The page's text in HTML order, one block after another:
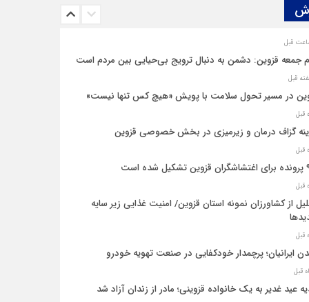
جمعه قزوین: دشمن به دنبال ترویج بی‌حیایی بین مردم است
در مسیر تحول سلامت با پویش «هیچ‌ کس تنها نیست»
گزاف درمان و زیرمیزی در بخش خصوصی قزوین
است
از کشاورزان نمونه استان قزوین/ امنیت غذایی زیر سایه
ایرانیان؛ پرچمدار خودکفایی در صنعت تهویه خودرو
عید غدیر به یک خانواده قزوینی؛ مادر از زندان آزاد شد